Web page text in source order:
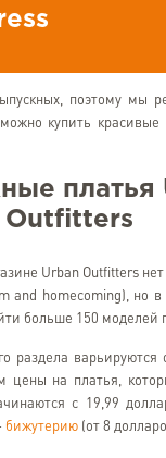
поэтому мы
можно купить
платья
Outfitters
Urban Outfitters нет
and homecoming), но в
больше 150 моделей
раздела варьируются
цены на платья,
с 19,99
бижутерию (от 8